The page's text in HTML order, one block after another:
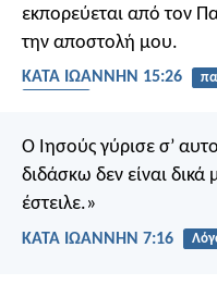
εκπορεύεται από τον
την αποστολή μου.
ΚΑΤΑ ΙΩΑΝΝΗΝ 15:26
Ο Ιησούς γύρισε σ’
διδάσκω δεν είναι
έστειλε.»
ΚΑΤΑ ΙΩΑΝΝΗΝ 7:16